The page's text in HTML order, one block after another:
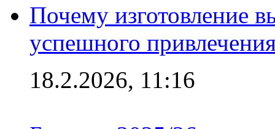
Почему изготовление
успешного
18.2.2026, 11:16